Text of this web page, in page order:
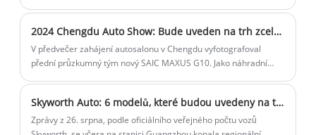
ve vzhledu, kokpitu, systému pohonu všech kol atd. Dříve byl
nový vůz oficiálně představen na Pekingu v roce 2024. Auto
Show.
2024 Chengdu Auto Show: Bude uveden na trh zcela nový GAC G10
V předvečer zahájení autosalonu v Chengdu vyfotografoval
přední průzkumný tým nový SAIC MAXUS G10. Jako náhradní
Skyworth Auto: 6 modelů, které budou uvedeny na trh v příštích 5 letech
Zprávy z 26. srpna, podle oficiálního veřejného počtu vozů